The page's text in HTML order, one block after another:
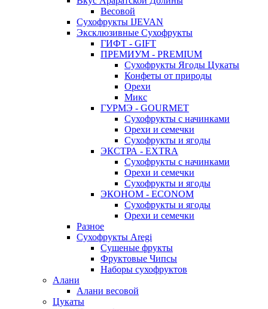
Весовой
Сухофрукты IJEVAN
Эксклюзивные Сухофрукты
ГИФТ - GIFT
ПРЕМИУМ - PREMIUM
Сухофрукты Ягоды Цукаты
Конфеты от природы
Орехи
Микс
ГУРМЭ - GOURMET
Сухофрукты с начинками
Орехи и семечки
Сухофрукты и ягоды
ЭКСТРА - EXTRA
Сухофрукты с начинками
Орехи и семечки
Сухофрукты и ягоды
ЭКОНОМ - ECONOM
Сухофрукты и ягоды
Орехи и семечки
Разное
Сухофрукты Aregi
Сушеные фрукты
Фруктовые Чипсы
Наборы сухофруктов
Алани
Алани весовой
Цукаты